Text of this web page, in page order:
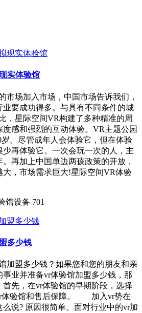
实体验馆
场加入市场，中国市场告诉我们，
业要成功得多。与具有不同条件的城
，星际空间VR构建了多种精准的周
感和强烈的互动体验。VR主题公园
岁。尽管成年人会体验它，但在体验
少再体验它。一次会玩一次的人，主
再加上中国单边两孩政策的开放，
大，市场需求巨大!星际空间VR体验
馆设备 701
多少钱
盟多少钱？如果您和您的朋友和亲
事业并准备vr体验馆加盟多少钱，那
先，在vr体验馆的早期阶段，选择
体验馆和售后保障。 加入vr势在
说? 原因很简单。面对行业中的vr加